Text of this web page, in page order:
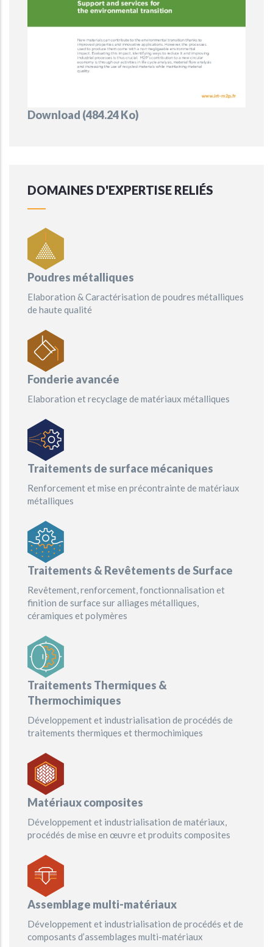
Document
Download (484.24 Ko)
DOMAINES D'EXPERTISE RELIÉS
Poudres métalliques
Elaboration & Caractérisation de poudres métalliques
de haute qualité
Fonderie avancée
Elaboration et recyclage de matériaux métalliques
Traitements de surface mécaniques
Renforcement et mise en précontrainte de matériaux
métalliques
Traitements & Revêtements de Surface
Revêtement, renforcement, fonctionnalisation et
finition de surface sur alliages métalliques,
céramiques et polymères
Traitements Thermiques &
Thermochimiques
Développement et industrialisation de procédés de
traitements thermiques et thermochimiques
Matériaux composites
Développement et industrialisation de matériaux,
procédés de mise en œuvre et produits composites
Assemblage multi-matériaux
Développement et industrialisation de procédés et de
composants d’assemblages multi-matériaux